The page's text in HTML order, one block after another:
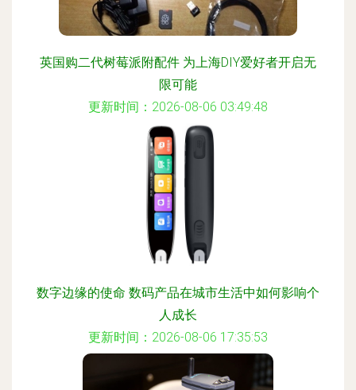
英国购二代树莓派附配件 为上海DIY爱好者开启无
限可能
更新时间：2026-08-06 03:49:48
数字边缘的使命 数码产品在城市生活中如何影响个
人成长
更新时间：2026-08-06 17:35:53